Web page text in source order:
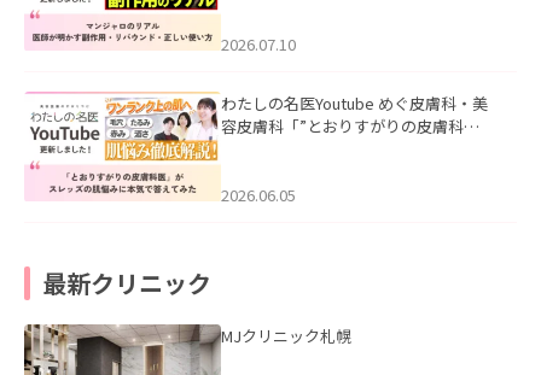
た。
2026.07.10
わたしの名医Youtube めぐ皮膚科・美
容皮膚科「”とおりすがりの皮膚科
2026.06.05
最新クリニック
MJクリニック札幌